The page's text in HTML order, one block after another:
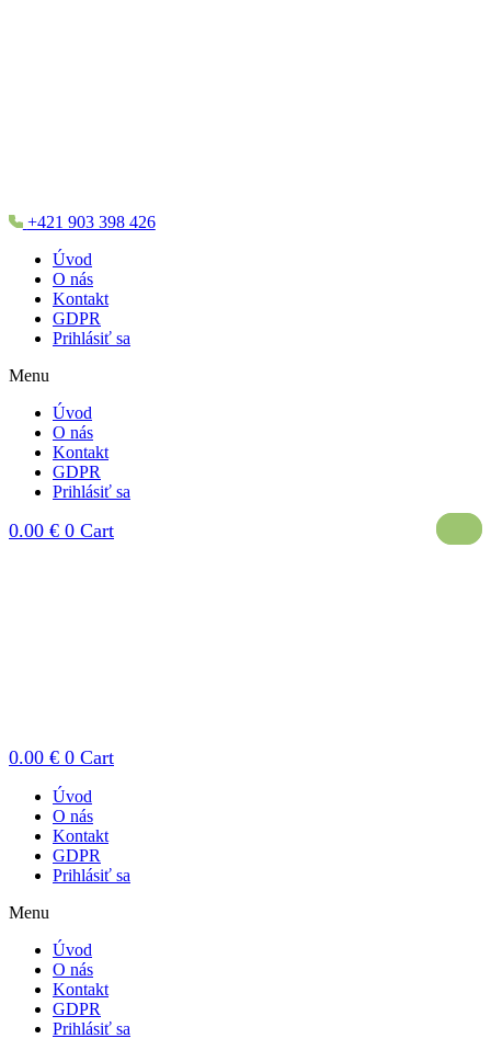
+421 903 398 426
Úvod
O nás
Kontakt
GDPR
Prihlásiť sa
Menu
Úvod
O nás
Kontakt
GDPR
Prihlásiť sa
0.00 € 0 Cart
0.00 € 0 Cart
Úvod
O nás
Kontakt
GDPR
Prihlásiť sa
Menu
Úvod
O nás
Kontakt
GDPR
Prihlásiť sa